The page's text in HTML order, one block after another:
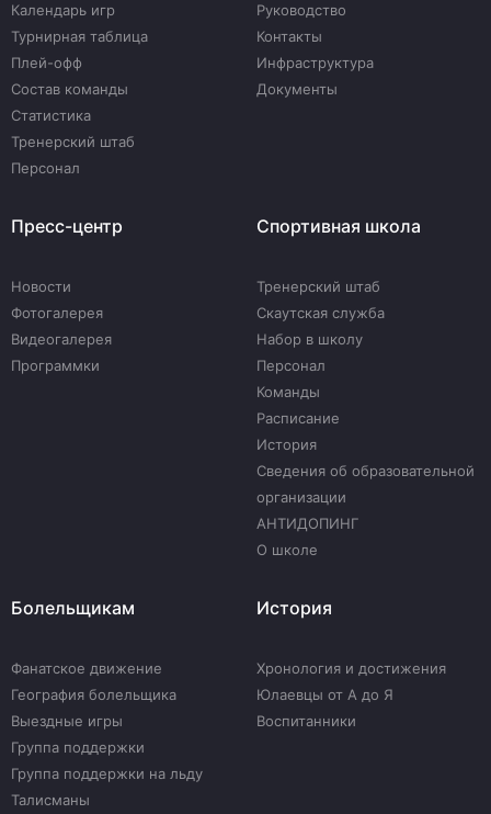
Календарь игр
Турнирная таблица
Плей-офф
Состав команды
Статистика
Тренерский штаб
Персонал
Руководство
Контакты
Инфраструктура
Документы
Пресс-центр
Новости
Фотогалерея
Видеогалерея
Программки
Спортивная школа
Тренерский штаб
Скаутская служба
Набор в школу
Персонал
Команды
Расписание
История
Сведения об образовательной
организации
АНТИДОПИНГ
О школе
Болельщикам
Фанатское движение
География болельщика
Выездные игры
Группа поддержки
Группа поддержки на льду
Талисманы
История
Хронология и достижения
Юлаевцы от А до Я
Воспитанники